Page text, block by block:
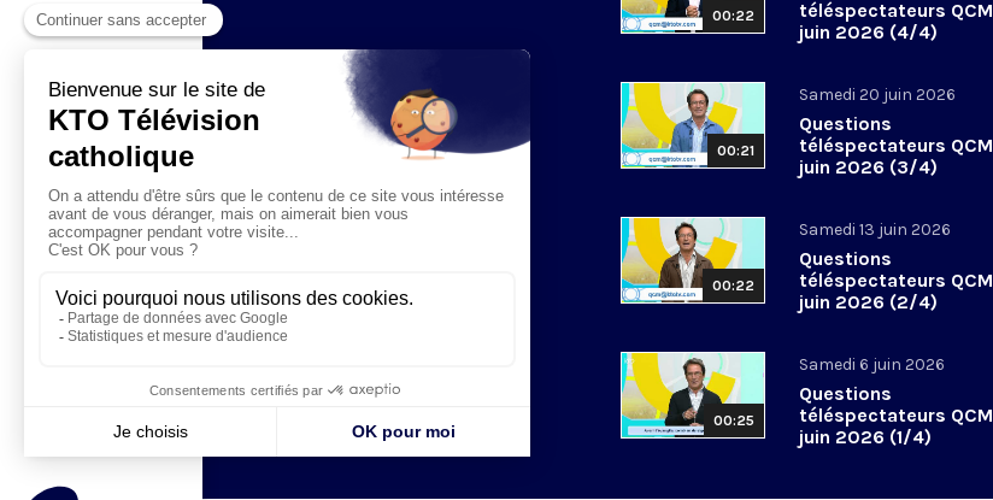
00:22
téléspectateurs QCM
juin 2026 (4/4)
00:21
Samedi 20 juin 2026
Questions
téléspectateurs QCM
juin 2026 (3/4)
00:22
Samedi 13 juin 2026
Questions
téléspectateurs QCM
juin 2026 (2/4)
00:25
Samedi 6 juin 2026
Questions
téléspectateurs QCM
juin 2026 (1/4)